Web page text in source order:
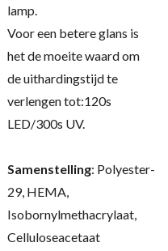
lamp.
Voor een betere glans is
het de moeite waard om
de uithardingstijd te
verlengen tot:120s
LED/300s UV.
Samenstelling: Polyester-
29, HEMA,
Isobornylmethacrylaat,
Celluloseacetaat